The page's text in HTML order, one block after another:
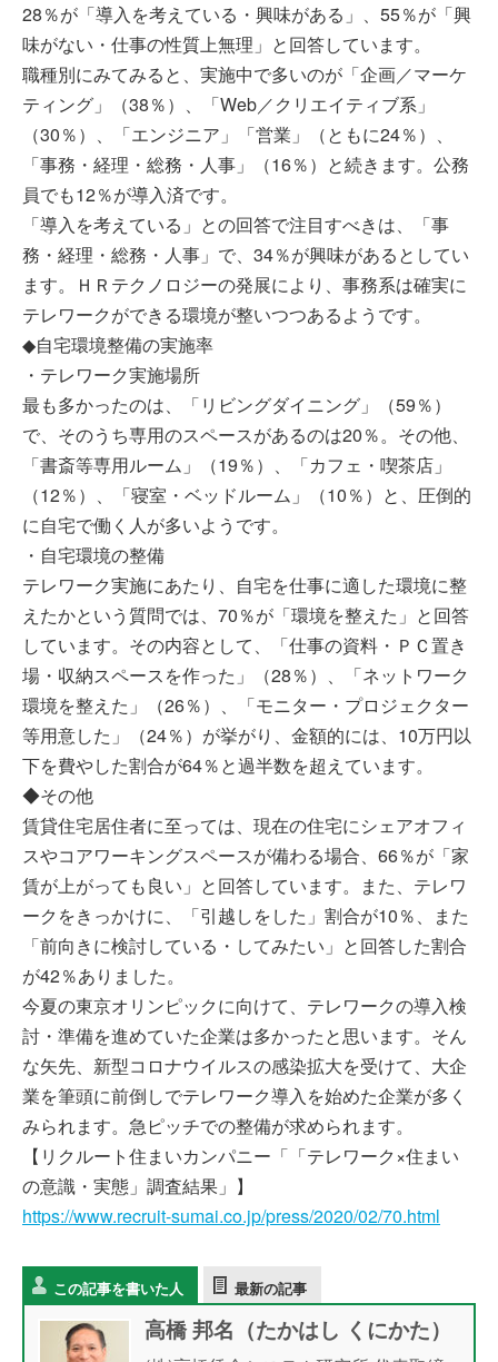
28％が「導入を考えている・興味がある」、55％が「興
味がない・仕事の性質上無理」と回答しています。
職種別にみてみると、実施中で多いのが「企画／マーケ
ティング」（38％）、「Web／クリエイティブ系」
（30％）、「エンジニア」「営業」（ともに24％）、
「事務・経理・総務・人事」（16％）と続きます。公務
員でも12％が導入済です。
「導入を考えている」との回答で注目すべきは、「事
務・経理・総務・人事」で、34％が興味があるとしてい
ます。ＨＲテクノロジーの発展により、事務系は確実に
テレワークができる環境が整いつつあるようです。
◆自宅環境整備の実施率
・テレワーク実施場所
最も多かったのは、「リビングダイニング」（59％）
で、そのうち専用のスペースがあるのは20％。その他、
「書斎等専用ルーム」（19％）、「カフェ・喫茶店」
（12％）、「寝室・ベッドルーム」（10％）と、圧倒的
に自宅で働く人が多いようです。
・自宅環境の整備
テレワーク実施にあたり、自宅を仕事に適した環境に整
えたかという質問では、70％が「環境を整えた」と回答
しています。その内容として、「仕事の資料・ＰＣ置き
場・収納スペースを作った」（28％）、「ネットワーク
環境を整えた」（26％）、「モニター・プロジェクター
等用意した」（24％）が挙がり、金額的には、10万円以
下を費やした割合が64％と過半数を超えています。
◆その他
賃貸住宅居住者に至っては、現在の住宅にシェアオフィ
スやコアワーキングスペースが備わる場合、66％が「家
賃が上がっても良い」と回答しています。また、テレワ
ークをきっかけに、「引越しをした」割合が10％、また
「前向きに検討している・してみたい」と回答した割合
が42％ありました。
今夏の東京オリンピックに向けて、テレワークの導入検
討・準備を進めていた企業は多かったと思います。そん
な矢先、新型コロナウイルスの感染拡大を受けて、大企
業を筆頭に前倒しでテレワーク導入を始めた企業が多く
みられます。急ピッチでの整備が求められます。
【リクルート住まいカンパニー「「テレワーク×住まい
の意識・実態」調査結果」】
https://www.recruit-sumai.co.jp/press/2020/02/70.html
この記事を書いた人 最新の記事
高橋 邦名（たかはし くにかた）